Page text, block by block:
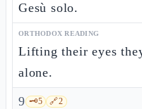
Gesù solo.
ORTHODOX READING
Lifting their eyes
alone.
9 🗝️5 🔗2